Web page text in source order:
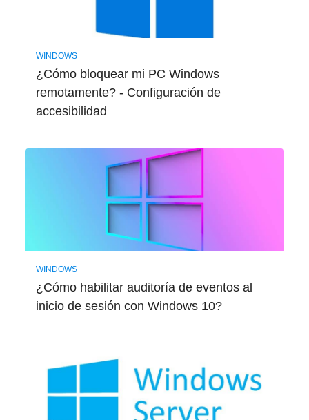
WINDOWS
¿Cómo bloquear mi PC Windows
remotamente? - Configuración de
accesibilidad
WINDOWS
¿Cómo habilitar auditoría de eventos al
inicio de sesión con Windows 10?